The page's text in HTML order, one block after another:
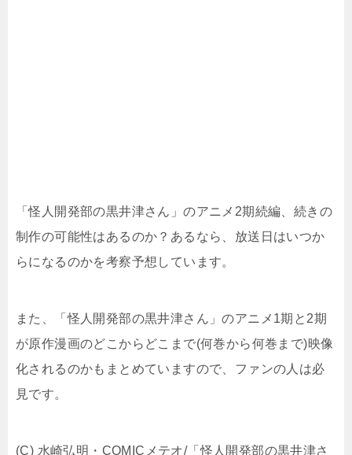
「怪人開発部の黒井津さん」のアニメ2期続編、続きの
制作の可能性はあるのか？あるなら、放送日はいつか
らになるのかを考察予想しています。
また、「怪人開発部の黒井津さん」のアニメ1期と2期
が原作漫画のどこからどこまで(何巻から何巻まで)映像
化されるのかもまとめていますので、ファンの人は必
見です。
(C) 水崎弘明・COMICメテオ/「怪人開発部の黒井津さ